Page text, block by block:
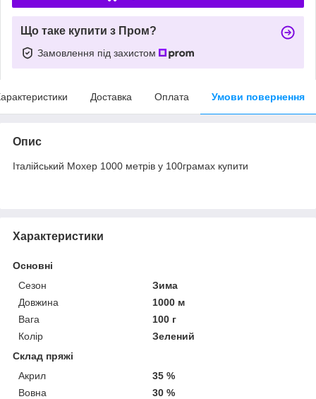
Що таке купити з Пром?
Замовлення під захистом
Доставка Оплата Умови повернення
Опис
Італійський Мохер 1000 метрів у 100грамах купити
Характеристики
Основні
Сезон
Зима
Довжина
1000 м
Вага
100 г
Колір
Зелений
Склад пряжі
Акрил
35 %
Вовна
30 %